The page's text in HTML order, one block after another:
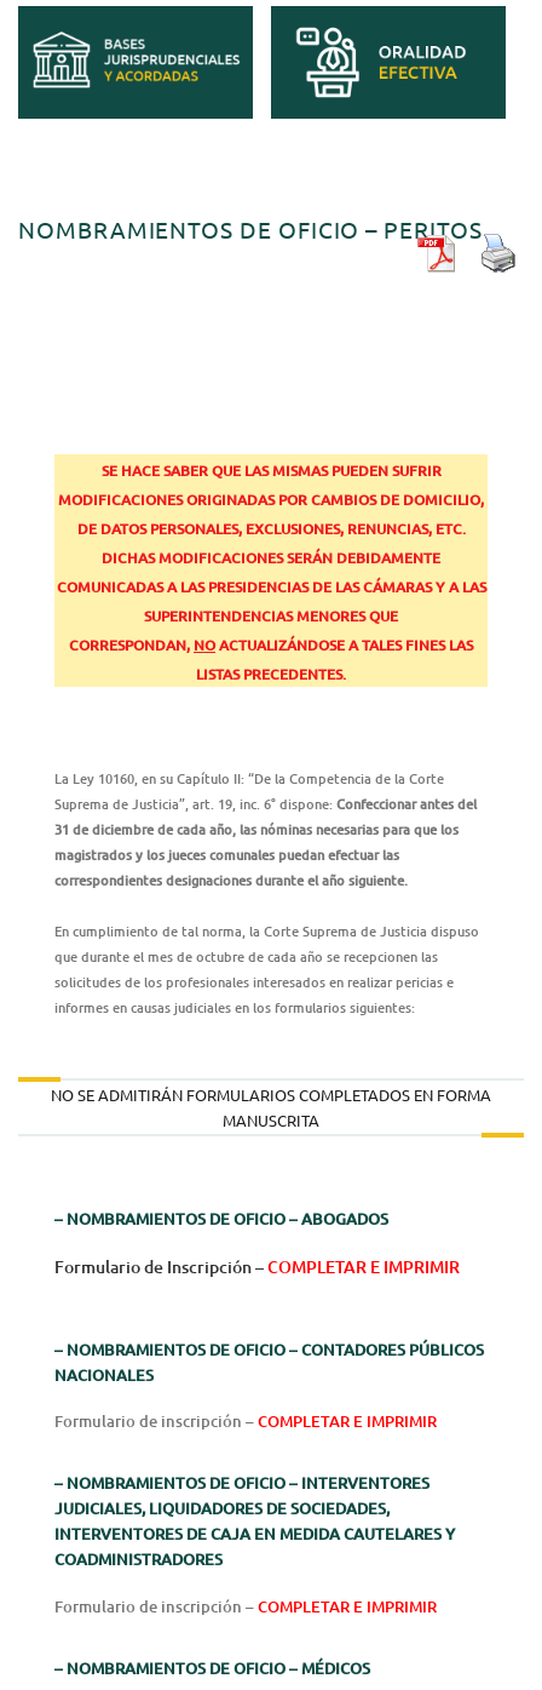
NOMBRAMIENTOS DE OFICIO – PERITOS
SE HACE SABER QUE LAS MISMAS PUEDEN SUFRIR
MODIFICACIONES ORIGINADAS POR CAMBIOS DE DOMICILIO,
DE DATOS PERSONALES, EXCLUSIONES, RENUNCIAS, ETC.
DICHAS MODIFICACIONES SERÁN DEBIDAMENTE
COMUNICADAS A LAS PRESIDENCIAS DE LAS CÁMARAS Y A LAS
SUPERINTENDENCIAS MENORES QUE
CORRESPONDAN, NOACTUALIZÁNDOSE A TALES FINES LAS
LISTAS PRECEDENTES.
La Ley 10160, en su Capítulo II: “De la Competencia de la Corte
Suprema de Justicia”, art. 19, inc. 6° dispone:Confeccionar antes del
31 de diciembre de cada año, las nóminas necesarias para que los
magistrados y los jueces comunales puedan efectuar las
correspondientes designaciones durante el año siguiente.
En cumplimiento de tal norma, la Corte Suprema de Justicia dispuso
que durante el mes de octubre de cada año se recepcionen las
solicitudes de los profesionales interesados en realizar pericias e
informes en causas judiciales en los formularios siguientes:
NO SE ADMITIRÁN FORMULARIOS COMPLETADOS EN FORMA
MANUSCRITA
– NOMBRAMIENTOS DE OFICIO – ABOGADOS
Formulario de Inscripción –COMPLETAR E IMPRIMIR
– NOMBRAMIENTOS DE OFICIO – CONTADORES PÚBLICOS
NACIONALES
Formulario de inscripción –COMPLETAR E IMPRIMIR
– NOMBRAMIENTOS DE OFICIO – INTERVENTORES
JUDICIALES, LIQUIDADORES DE SOCIEDADES,
INTERVENTORES DE CAJA EN MEDIDA CAUTELARES Y
COADMINISTRADORES
Formulario de inscripción –COMPLETAR E IMPRIMIR
– NOMBRAMIENTOS DE OFICIO – MÉDICOS